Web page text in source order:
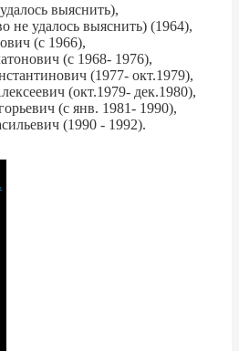
выяснить),
не удалось выяснить) (1964),
(с 1966),
(с 1968- 1976),
(1977- окт.1979),
(окт.1979- дек.1980),
(с янв. 1981- 1990),
(1990 - 1992).